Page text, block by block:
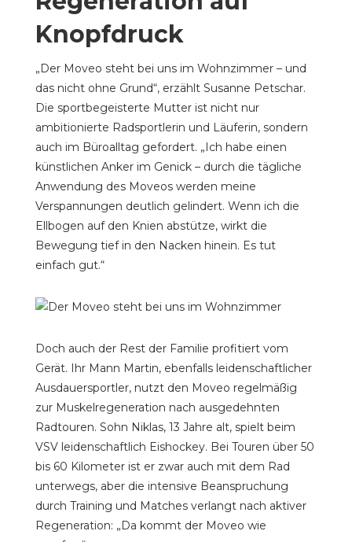
Knopfdruck
„Der Moveo steht bei uns im Wohnzimmer – und
das nicht ohne Grund“, erzählt Susanne Petschar.
Die sportbegeisterte Mutter ist nicht nur
ambitionierte Radsportlerin und Läuferin, sondern
auch im Büroalltag gefordert. „Ich habe einen
künstlichen Anker im Genick – durch die tägliche
Anwendung des Moveos werden meine
Verspannungen deutlich gelindert. Wenn ich die
Ellbogen auf den Knien abstütze, wirkt die
Bewegung tief in den Nacken hinein. Es tut
einfach gut.“
Doch auch der Rest der Familie profitiert vom
Gerät. Ihr Mann Martin, ebenfalls leidenschaftlicher
Ausdauersportler, nutzt den Moveo regelmäßig
zur Muskelregeneration nach ausgedehnten
Radtouren. Sohn Niklas, 13 Jahre alt, spielt beim
VSV leidenschaftlich Eishockey. Bei Touren über 50
bis 60 Kilometer ist er zwar auch mit dem Rad
unterwegs, aber die intensive Beanspruchung
durch Training und Matches verlangt nach aktiver
Regeneration: „Da kommt der Moveo wie